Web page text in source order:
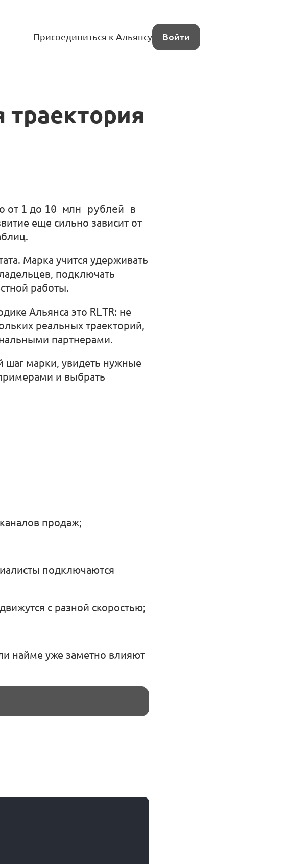
Присоединиться к Альянсу Войти
траектория
от 1 до 10 млн рублей в
еще сильно зависит от
Марка учится удерживать
подключать
работы.
Альянса это RLTR: не
реальных траекторий,
партнерами.
шаг марки, увидеть нужные
и выбрать
продаж;
подключаются
с разной скоростью;
найме уже заметно влияют